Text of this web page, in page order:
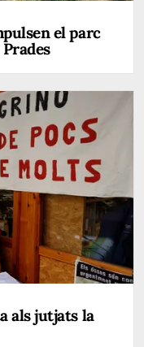
el parc
als jutjats la